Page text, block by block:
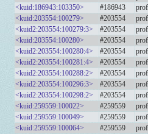
<kuid:186943:103350>
#186943
<kuid:203554:100279>
#203554
<kuid2:203554:100279:3>
#203554
<kuid:203554:100280>
#203554
<kuid2:203554:100280:4>
#203554
<kuid2:203554:100281:4>
#203554
<kuid2:203554:100288:2>
#203554
<kuid2:203554:100296:3>
#203554
<kuid2:203554:100298:2>
#203554
<kuid:259559:100022>
#259559
<kuid:259559:100049>
#259559
<kuid:259559:100064>
#259559